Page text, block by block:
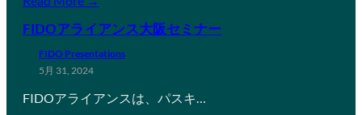
FIDOアライアンス大阪セミナー
FIDO Presentations
5月 31, 2024
FIDOアライアンスは、パスキ…